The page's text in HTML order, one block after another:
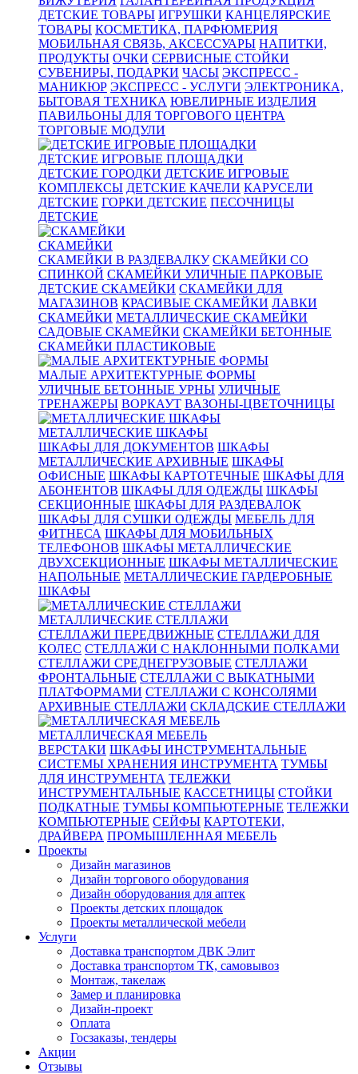
ДЕТСКИЕ ТОВАРЫ ИГРУШКИ КАНЦЕЛЯРСКИЕ
ТОВАРЫ КОСМЕТИКА, ПАРФЮМЕРИЯ
МОБИЛЬНАЯ СВЯЗЬ, АКСЕССУАРЫ НАПИТКИ,
ПРОДУКТЫ ОЧКИ СЕРВИСНЫЕ СТОЙКИ
СУВЕНИРЫ, ПОДАРКИ ЧАСЫ ЭКСПРЕСС -
МАНИКЮР ЭКСПРЕСС - УСЛУГИ ЭЛЕКТРОНИКА,
БЫТОВАЯ ТЕХНИКА ЮВЕЛИРНЫЕ ИЗДЕЛИЯ
ПАВИЛЬОНЫ ДЛЯ ТОРГОВОГО ЦЕНТРА
ТОРГОВЫЕ МОДУЛИ
ДЕТСКИЕ ИГРОВЫЕ ПЛОЩАДКИ
ДЕТСКИЕ ГОРОДКИ ДЕТСКИЕ ИГРОВЫЕ
КОМПЛЕКСЫ ДЕТСКИЕ КАЧЕЛИ КАРУСЕЛИ
ДЕТСКИЕ ГОРКИ ДЕТСКИЕ ПЕСОЧНИЦЫ
ДЕТСКИЕ
СКАМЕЙКИ
СКАМЕЙКИ В РАЗДЕВАЛКУ СКАМЕЙКИ СО
СПИНКОЙ СКАМЕЙКИ УЛИЧНЫЕ ПАРКОВЫЕ
ДЕТСКИЕ СКАМЕЙКИ СКАМЕЙКИ ДЛЯ
МАГАЗИНОВ КРАСИВЫЕ СКАМЕЙКИ ЛАВКИ
СКАМЕЙКИ МЕТАЛЛИЧЕСКИЕ СКАМЕЙКИ
САДОВЫЕ СКАМЕЙКИ СКАМЕЙКИ БЕТОННЫЕ
СКАМЕЙКИ ПЛАСТИКОВЫЕ
МАЛЫЕ АРХИТЕКТУРНЫЕ ФОРМЫ
УЛИЧНЫЕ БЕТОННЫЕ УРНЫ УЛИЧНЫЕ
ТРЕНАЖЕРЫ ВОРКАУТ ВАЗОНЫ-ЦВЕТОЧНИЦЫ
МЕТАЛЛИЧЕСКИЕ ШКАФЫ
ШКАФЫ ДЛЯ ДОКУМЕНТОВ ШКАФЫ
МЕТАЛЛИЧЕСКИЕ АРХИВНЫЕ ШКАФЫ
ОФИСНЫЕ ШКАФЫ КАРТОТЕЧНЫЕ ШКАФЫ ДЛЯ
АБОНЕНТОВ ШКАФЫ ДЛЯ ОДЕЖДЫ ШКАФЫ
СЕКЦИОННЫЕ ШКАФЫ ДЛЯ РАЗДЕВАЛОК
ШКАФЫ ДЛЯ СУШКИ ОДЕЖДЫ МЕБЕЛЬ ДЛЯ
ФИТНЕСА ШКАФЫ ДЛЯ МОБИЛЬНЫХ
ТЕЛЕФОНОВ ШКАФЫ МЕТАЛЛИЧЕСКИЕ
ДВУХСЕКЦИОННЫЕ ШКАФЫ МЕТАЛЛИЧЕСКИЕ
НАПОЛЬНЫЕ МЕТАЛЛИЧЕСКИЕ ГАРДЕРОБНЫЕ
ШКАФЫ
МЕТАЛЛИЧЕСКИЕ СТЕЛЛАЖИ
СТЕЛЛАЖИ ПЕРЕДВИЖНЫЕ СТЕЛЛАЖИ ДЛЯ
КОЛЕС СТЕЛЛАЖИ С НАКЛОННЫМИ ПОЛКАМИ
СТЕЛЛАЖИ СРЕДНЕГРУЗОВЫЕ СТЕЛЛАЖИ
ФРОНТАЛЬНЫЕ СТЕЛЛАЖИ С ВЫКАТНЫМИ
ПЛАТФОРМАМИ СТЕЛЛАЖИ С КОНСОЛЯМИ
АРХИВНЫЕ СТЕЛЛАЖИ СКЛАДСКИЕ СТЕЛЛАЖИ
МЕТАЛЛИЧЕСКАЯ МЕБЕЛЬ
ВЕРСТАКИ ШКАФЫ ИНСТРУМЕНТАЛЬНЫЕ
СИСТЕМЫ ХРАНЕНИЯ ИНСТРУМЕНТА ТУМБЫ
ДЛЯ ИНСТРУМЕНТА ТЕЛЕЖКИ
ИНСТРУМЕНТАЛЬНЫЕ КАССЕТНИЦЫ СТОЙКИ
ПОДКАТНЫЕ ТУМБЫ КОМПЬЮТЕРНЫЕ ТЕЛЕЖКИ
КОМПЬЮТЕРНЫЕ СЕЙФЫ КАРТОТЕКИ,
ДРАЙВЕРА ПРОМЫШЛЕННАЯ МЕБЕЛЬ
Проекты
Дизайн магазинов
Дизайн торгового оборудования
Дизайн оборудования для аптек
Проекты детских площадок
Проекты металлической мебели
Услуги
Доставка транспортом ДВК Элит
Доставка транспортом ТК, самовывоз
Монтаж, такелаж
Замер и планировка
Дизайн-проект
Оплата
Госзаказы, тендеры
Акции
Отзывы